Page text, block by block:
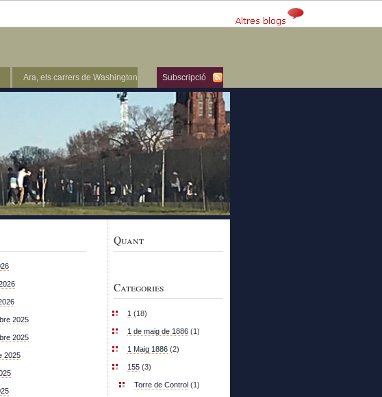
Subscripció
Ara, els carrers de Washington
2025
2025
2025
Quant
Categories
1 (18)
1 de maig de 1886 (1)
1 Maig 1886 (2)
155 (3)
Torre de Control (1)